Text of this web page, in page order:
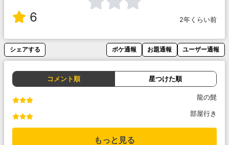
6 2年くらい前
シェアする ボケ通報 お題通報 ユーザー通報
コメント順 星つけた順
龍の髭
部屋行き
もっと見る